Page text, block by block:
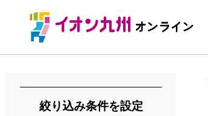
絞り込み条件を設定